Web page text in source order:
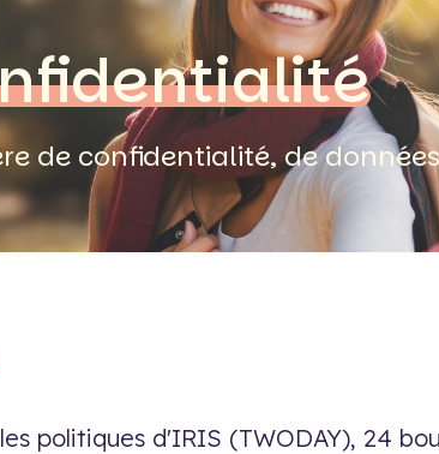
de confidentialité, de
politiques d'IRIS (TWODAY), 24